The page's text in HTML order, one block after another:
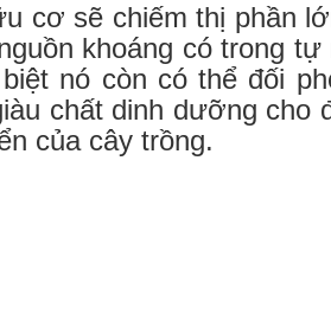
cơ sẽ chiếm thị phần
khoáng có trong
nó còn có thể đối
chất dinh dưỡng cho
của cây trồng.